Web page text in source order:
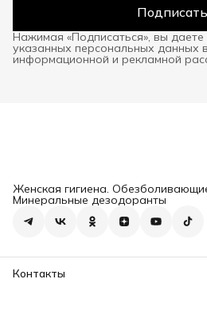
Нажимая «Подписаться», вы
указанных персональных данных
информационной и рекламной
Женская гигиена.
Минеральные дезодоранты
Контакты